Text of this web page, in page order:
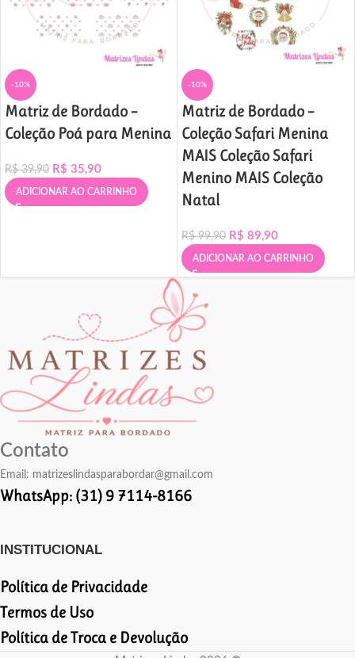
-10%
Matriz de Bordado –
Coleção Poá para Menina
R$39,90 R$ 35,90
ADICIONAR AO CARRINHO
-10%
Matriz de Bordado –
Coleção Safari Menina
MAIS Coleção Safari
Menino MAIS Coleção
Natal
R$99,90 R$ 89,90
ADICIONAR AO CARRINHO
Contato
Email: matrizeslindasparabordar@gmail.com
WhatsApp: (31) 9 7114-8166
INSTITUCIONAL
Política de Privacidade
Termos de Uso
Política de Troca e Devolução